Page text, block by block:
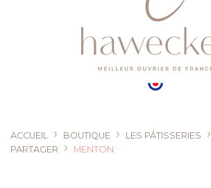
ACCUEIL › BOUTIQUE › LES PÂTISSERIES ›
PARTAGER
› MENTON